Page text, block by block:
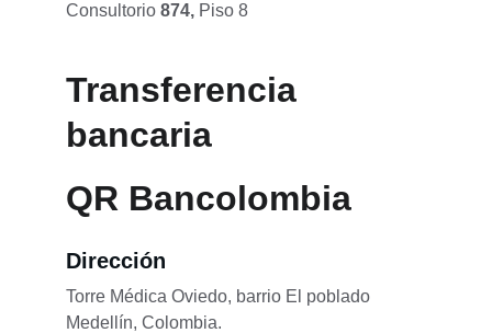
Consultorio 874, Piso 8
Transferencia
bancaria
Dirección
Torre Médica Oviedo, barrio El poblado
Medellín, Colombia.
QR Bancolombia